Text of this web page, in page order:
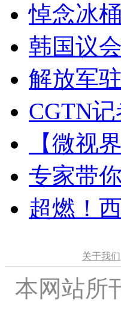
悼念冰
韩国议
解放军
CGTN
【微视
专家带
超燃！
关于我们
本网站所